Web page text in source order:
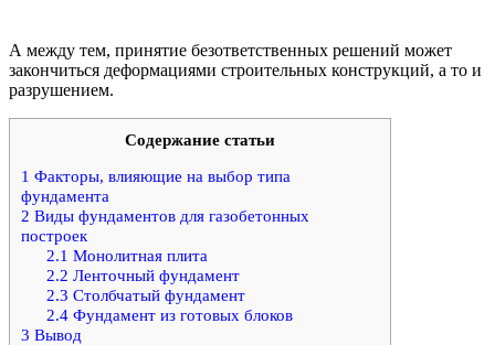
А между тем, принятие безответственных решений может
закончиться деформациями строительных конструкций, а то и
разрушением.
Содержание статьи
1 Факторы, влияющие на выбор типа
фундамента
2 Виды фундаментов для газобетонных
построек
2.1 Монолитная плита
2.2 Ленточный фундамент
2.3 Столбчатый фундамент
2.4Фундамент из готовых блоков
3 Вывод